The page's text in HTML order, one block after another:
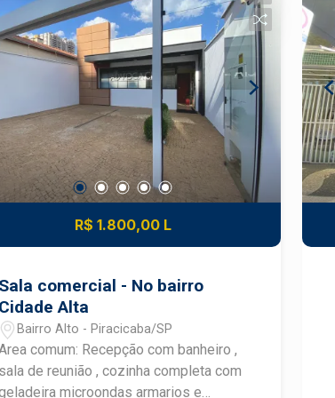
de boa circulação. Construa seu
com quem é agente de
desenvolvimento do mercado
imobiliário de Piracicaba. Agende sua
R$ 1.800,00 L
Sala comercial - No bairro
Cidade Alta
Bairro Alto - Piracicaba/SP
comum: Recepção com banheiro ,
sala de reunião , cozinha completa com
microondas armarios e